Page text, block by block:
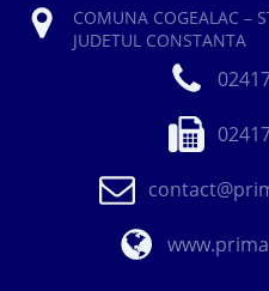
COMUNA COGEALAC –
JUDETUL CONSTANTA